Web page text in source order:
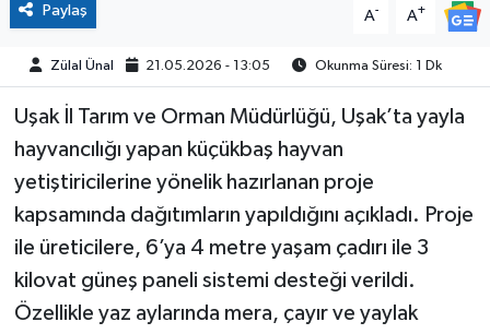
Paylaş A- A+
Zülal Ünal 21.05.2026 - 13:05 Okunma Süresi: 1 Dk
Uşak İl Tarım ve Orman Müdürlüğü, Uşak’ta yayla
hayvancılığı yapan küçükbaş hayvan
yetiştiricilerine yönelik hazırlanan proje
kapsamında dağıtımların yapıldığını açıkladı. Proje
ile üreticilere, 6’ya 4 metre yaşam çadırı ile 3
kilovat güneş paneli sistemi desteği verildi.
Özellikle yaz aylarında mera, çayır ve yaylak